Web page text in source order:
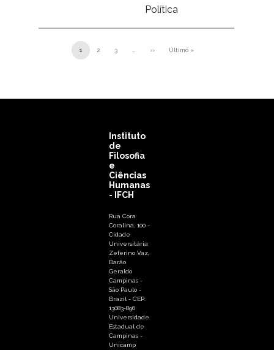
Política
Pagination
1 2 3 … ››
Next page
Último »
Last page
Instituto
de
Filosofia
e
Ciências
Humanas
- IFCH
Rua Cora
Coralina, 100 -
Cidade
Universitária
Zeferino Vaz,
Barão
Geraldo
Campinas -
São Paulo -
Brazil - CEP:
13083-896
Universidade
Estadual de
Campinas -
Unicamp